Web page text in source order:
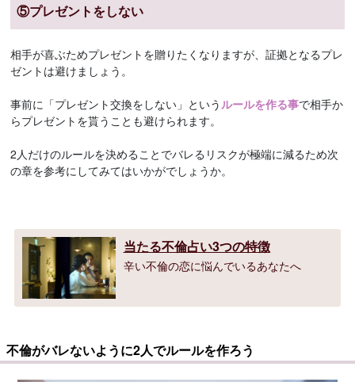
⑤プレゼントをしない
相手が喜ぶためプレゼントを贈りたくなりますが、証拠となるプレ
ゼントは避けましょう。
事前に「プレゼント交換をしない」という ルールを作る事で相手か
らプレゼントを貰うことも避けられます。
2人だけのルールを決めることでバレるリスクが極端に減るため次
の章を参考にしてみてはいかがでしょうか。
当たる不倫占い3つの特徴
辛い不倫の恋に悩んでいるあなたへ
不倫がバレないように2人でルールを作ろう